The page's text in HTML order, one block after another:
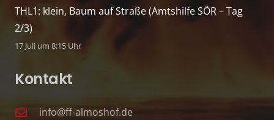
THL1: klein, Baum auf Straße (Amtshilfe SÖR – Tag
2/3)
17 Juli um 8:15 Uhr
Kontakt
info@ff-almoshof.de